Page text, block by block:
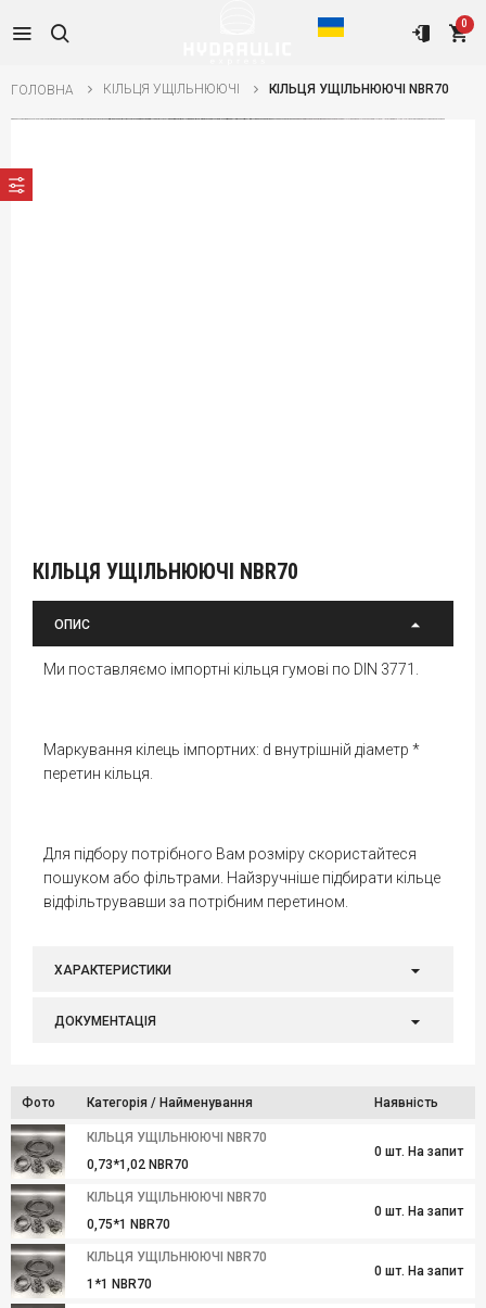
0
ГОЛОВНА КІЛЬЦЯ УЩІЛЬНЮЮЧІ КІЛЬЦЯ УЩІЛЬНЮЮЧІ NBR70
КІЛЬЦЯ УЩІЛЬНЮЮЧІ NBR70
ОПИС
Ми поставляємо імпортні кільця гумові по DIN 3771.
Маркування кілець імпортних: d внутрішній діаметр *
перетин кільця.
Для підбору потрібного Вам розміру скористайтеся
пошуком або фільтрами. Найзручніше підбирати кільце
відфільтрувавши за потрібним перетином.
ХАРАКТЕРИСТИКИ
ДОКУМЕНТАЦІЯ
Фото Категорія / Найменування Наявність
КІЛЬЦЯ УЩІЛЬНЮЮЧІ NBR70
0,73*1,02 NBR70
0 шт. На запит
КІЛЬЦЯ УЩІЛЬНЮЮЧІ NBR70
0,75*1 NBR70
0 шт. На запит
КІЛЬЦЯ УЩІЛЬНЮЮЧІ NBR70
1*1 NBR70
0 шт. На запит